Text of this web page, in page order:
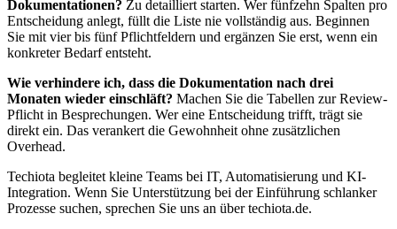
Dokumentationen? Zu detailliert starten. Wer fünfzehn Spalten pro
Entscheidung anlegt, füllt die Liste nie vollständig aus. Beginnen
Sie mit vier bis fünf Pflichtfeldern und ergänzen Sie erst, wenn ein
konkreter Bedarf entsteht.
Wie verhindere ich, dass die Dokumentation nach drei
Monaten wieder einschläft? Machen Sie die Tabellen zur Review-
Pflicht in Besprechungen. Wer eine Entscheidung trifft, trägt sie
direkt ein. Das verankert die Gewohnheit ohne zusätzlichen
Overhead.
Techiota begleitet kleine Teams bei IT, Automatisierung und KI-
Integration. Wenn Sie Unterstützung bei der Einführung schlanker
Prozesse suchen, sprechen Sie uns an über techiota.de.